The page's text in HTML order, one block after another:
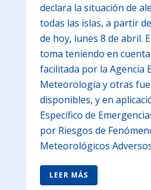
declara la situación de
todas las islas, a partir
de hoy, lunes 8 de abril.
toma teniendo en
facilitada por la Agencia
Meteorología y otras
disponibles, y en
Específico de
por Riesgos de
Meteorológicos
LEER MÁS